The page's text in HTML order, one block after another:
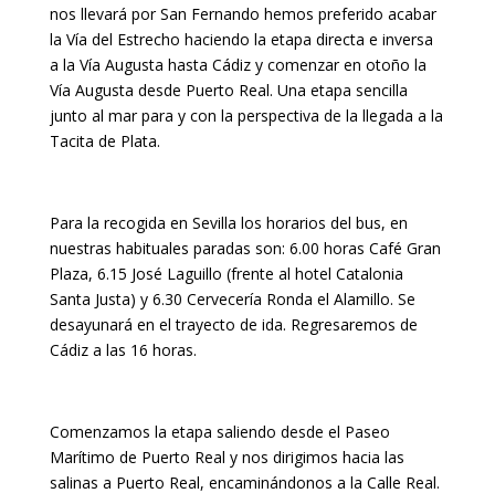
nos llevará por San Fernando hemos preferido acabar
la Vía del Estrecho haciendo la etapa directa e inversa
a la Vía Augusta hasta Cádiz y comenzar en otoño la
Vía Augusta desde Puerto Real. Una etapa sencilla
junto al mar para y con la perspectiva de la llegada a la
Tacita de Plata.
Para la recogida en Sevilla los horarios del bus, en
nuestras habituales paradas son: 6.00 horas Café Gran
Plaza, 6.15 José Laguillo (frente al hotel Catalonia
Santa Justa) y 6.30 Cervecería Ronda el Alamillo. Se
desayunará en el trayecto de ida. Regresaremos de
Cádiz a las 16 horas.
Comenzamos la etapa saliendo desde el Paseo
Marítimo de Puerto Real y nos dirigimos hacia las
salinas a Puerto Real, encaminándonos a la Calle Real.